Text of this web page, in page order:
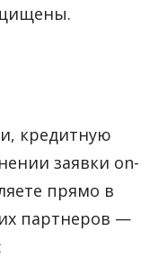
кредитную
заявки on-
прямо в
партнеров —